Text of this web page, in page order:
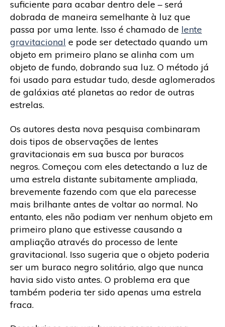
suficiente para acabar dentro dele – será
dobrada de maneira semelhante à luz que
passa por uma lente. Isso é chamado de lente
gravitacional e pode ser detectado quando um
objeto em primeiro plano se alinha com um
objeto de fundo, dobrando sua luz. O método já
foi usado para estudar tudo, desde aglomerados
de galáxias até planetas ao redor de outras
estrelas.
Os autores desta nova pesquisa combinaram
dois tipos de observações de lentes
gravitacionais em sua busca por buracos
negros. Começou com eles detectando a luz de
uma estrela distante subitamente ampliada,
brevemente fazendo com que ela parecesse
mais brilhante antes de voltar ao normal. No
entanto, eles não podiam ver nenhum objeto em
primeiro plano que estivesse causando a
ampliação através do processo de lente
gravitacional. Isso sugeria que o objeto poderia
ser um buraco negro solitário, algo que nunca
havia sido visto antes. O problema era que
também poderia ter sido apenas uma estrela
fraca.